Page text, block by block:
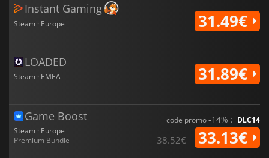
Instant Gaming
Steam · Europe 31.49€
LOADED
Steam · EMEA 31.89€
Game Boost
Steam · Europe
Premium Bundle
code promo-14% : DLC14
38.52€ 33.13€